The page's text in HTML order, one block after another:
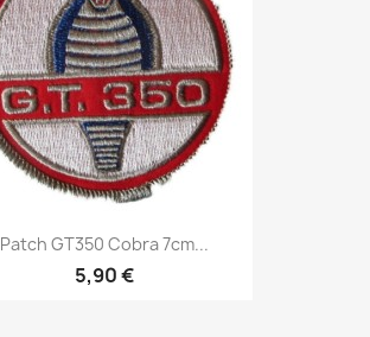
Patch GT350 Cobra 7cm...
5,90 €